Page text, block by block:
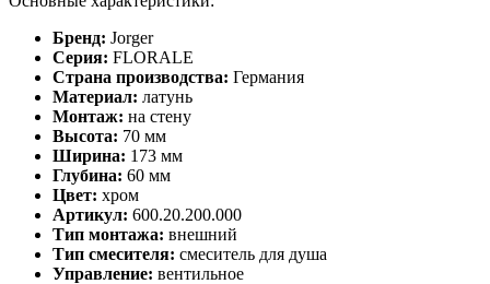
Бренд: Jorger
Серия: FLORALE
Страна производства: Германия
Материал: латунь
Монтаж: на стену
Высота: 70 мм
Ширина: 173 мм
Глубина: 60 мм
Цвет: хром
Артикул: 600.20.200.000
Тип монтажа: внешний
Тип смесителя: смеситель для душа
Управление: вентильное